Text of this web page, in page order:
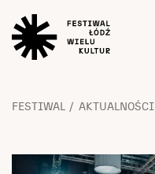
FESTIWAL AKTUALNOŚCI